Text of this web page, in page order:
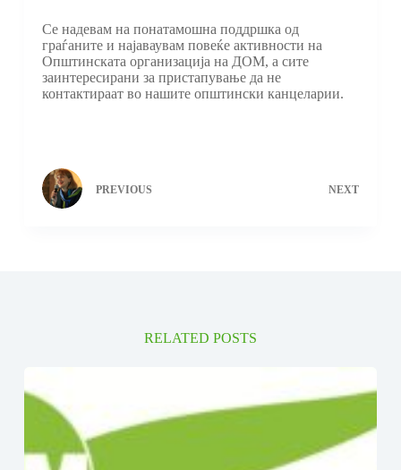
Се надевам на понатамошна поддршка од
граѓаните и најаваувам повеќе активности на
Општинската организација на ДОМ, а сите
заинтересирани за пристапување да не
контактираат во нашите општински канцеларии.
PREVIOUS NEXT
RELATED POSTS